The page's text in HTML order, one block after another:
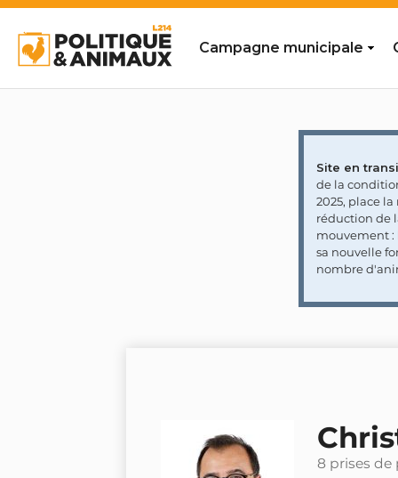
Campagne municipale
Site en
de la
2025, place
réduction de
mouvement :
sa nouvelle
nombre
8 prises de